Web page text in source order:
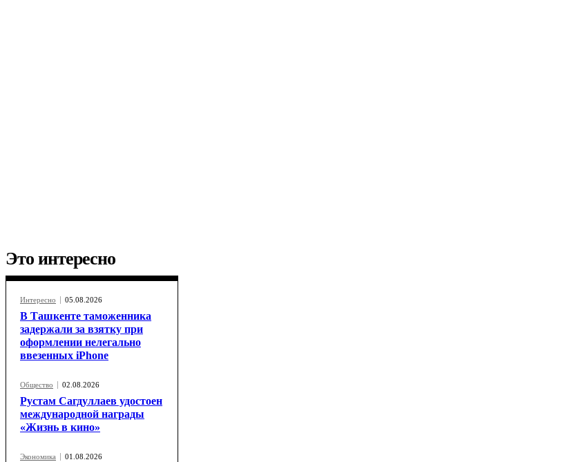
Это интересно
Интересно 05.08.2026
В Ташкенте таможенника
задержали за взятку при
оформлении нелегально
ввезенных iPhone
Общество 02.08.2026
Рустам Сагдуллаев удостоен
международной награды
«Жизнь в кино»
Экономика 01.08.2026